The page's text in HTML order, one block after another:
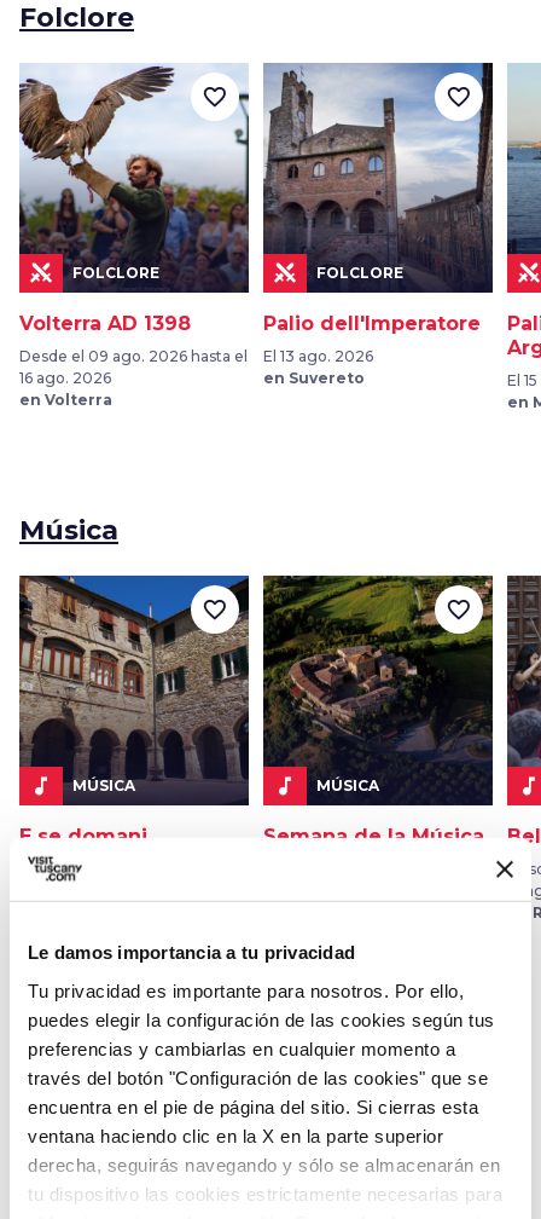
Le damos importancia a tu privacidad
Tu privacidad es importante para nosotros. Por ello,
puedes elegir la configuración de las cookies según tus
preferencias y cambiarlas en cualquier momento a
través del botón "Configuración de las cookies" que se
encuentra en el pie de página del sitio. Si cierras esta
ventana haciendo clic en la X en la parte superior
derecha, seguirás navegando y sólo se almacenarán en
tu dispositivo las cookies estrictamente necesarias para
Folclore
FOLCLORE
Volterra AD 1398
Desde el 09 ago. 2026 hasta el
16 ago. 2026
en Volterra
favorite_border
FOLCLORE
Palio dell'Imperatore
El 13 ago. 2026
en Suvereto
favorite_border
El
en
Música
music_note MÚSICA
E se domani
El 07 ago. 2026
favorite_border
music_note MÚSICA
Semana de la Música
favorite_border
music_note
19
en
Teatro
favorite_border